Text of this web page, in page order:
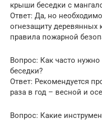
крыши беседки с
Ответ: Да, но
огнезащиту деревянных
правила пожарной
Вопрос: Как часто
беседки?
Ответ: Рекомендуется
раза в год – весной и
Вопрос: Какие